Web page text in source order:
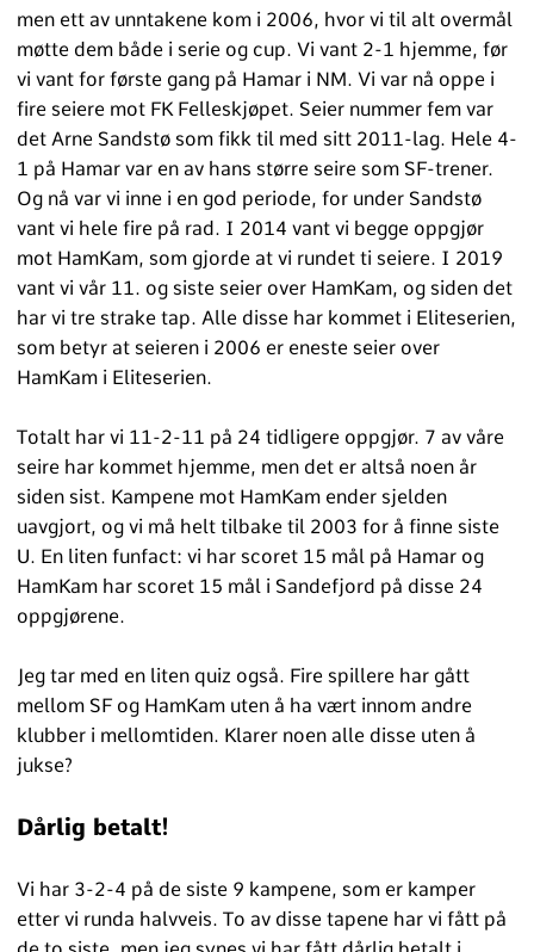
men ett av unntakene kom i 2006, hvor vi til alt overmål
møtte dem både i serie og cup. Vi vant 2-1 hjemme, før
vi vant for første gang på Hamar i NM. Vi var nå oppe i
fire seiere mot FK Felleskjøpet. Seier nummer fem var
det Arne Sandstø som fikk til med sitt 2011-lag. Hele 4-
1 på Hamar var en av hans større seire som SF-trener.
Og nå var vi inne i en god periode, for under Sandstø
vant vi hele fire på rad. I 2014 vant vi begge oppgjør
mot HamKam, som gjorde at vi rundet ti seiere. I 2019
vant vi vår 11. og siste seier over HamKam, og siden det
har vi tre strake tap. Alle disse har kommet i Eliteserien,
som betyr at seieren i 2006 er eneste seier over
HamKam i Eliteserien.
Totalt har vi 11-2-11 på 24 tidligere oppgjør. 7 av våre
seire har kommet hjemme, men det er altså noen år
siden sist. Kampene mot HamKam ender sjelden
uavgjort, og vi må helt tilbake til 2003 for å finne siste
U. En liten funfact: vi har scoret 15 mål på Hamar og
HamKam har scoret 15 mål i Sandefjord på disse 24
oppgjørene.
Jeg tar med en liten quiz også. Fire spillere har gått
mellom SF og HamKam uten å ha vært innom andre
klubber i mellomtiden. Klarer noen alle disse uten å
jukse?
Dårlig betalt!
Vi har 3-2-4 på de siste 9 kampene, som er kamper
etter vi runda halvveis. To av disse tapene har vi fått på